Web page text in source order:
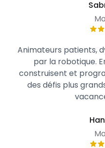
Animateurs patients,
par la robotique.
construisent et
des défis plus